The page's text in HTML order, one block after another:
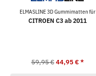
ELMASLINE 3D Gummimatten für
CITROEN C3 ab 2011
59,95 € 44,95 €*